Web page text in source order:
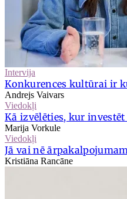
Intervija
Konkurences kultūrai ir
Andrejs Vaivars
Viedokļi
Kā izvēlēties, kur
Marija Vorkule
Viedokļi
Jā vai nē
Kristiāna Rancāne